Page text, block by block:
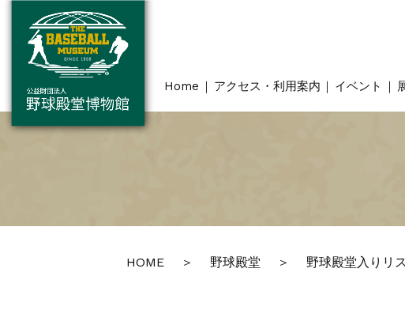
Home アクセス・利用案内 イベント
HOME 野球殿堂 野球殿堂入りリ